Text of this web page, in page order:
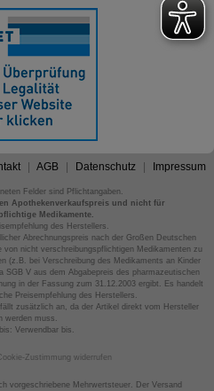
AGB Datenschutz Impressum
Felder sind Pflichtangaben.
Apothekenverkaufspreis und nicht für
Medikamente.
des Herstellers.
Abrechnungspreis nach der Großen Deutschen
von nicht verschreibungspflichtigen Medikamenten zu
(z.B. bei Verschreibung des Medikaments an Kinder
SGB V aus dem Abgabepreis des pharmazeutischen
in der Fassung zum 31.12.2003 ergibt. Es handelt
Preisempfehlung des Herstellers.
zusätzlich an, da der Artikel direkt vom Hersteller
werden muss.
Verwendbar bis.
Zustimmung widerrufen
vorgeschriebene Mehrwertsteuer. Der Versand